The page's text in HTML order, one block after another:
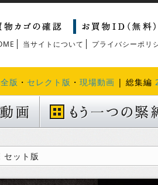
当サイトについて プライバシーポリ
版 ・ セレクト版 ・ 現場動画 | 総集編
セット版